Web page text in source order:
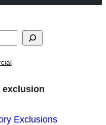
exclusion
Exclusions